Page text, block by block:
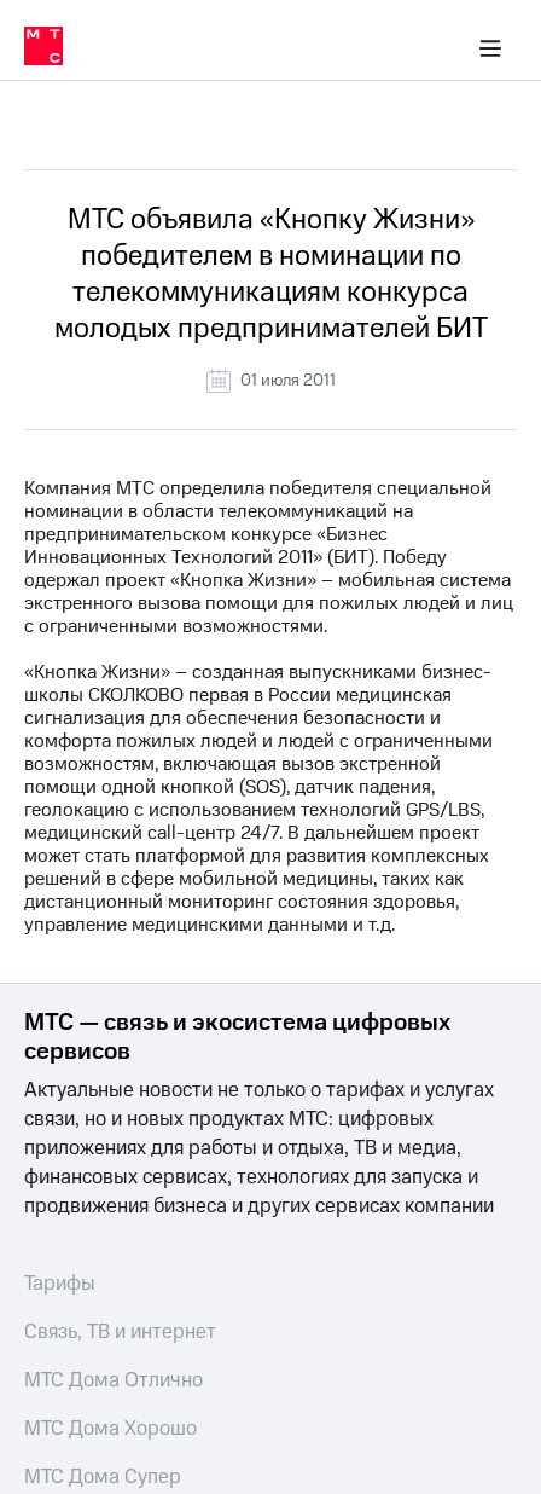
Медиа-центр
и акционерам
Устойчивое развитие
Комплаенс и деловая этика
компании
Карьера
История
компании
Руководство
региона
информация
Медиа-центр
Пресс-
релизы
МТС
о технологиях
Интервью
Финансовая
отчетность
Контакты
Новости
в
регионе
Корпоративный
секретарь
Раскрытие
информации
Информация
акционерам
Документы
ПАО
кабинет
акционера
капитал
и
Рынок
в МТС
Пресс-
релизы
МТС
о технологиях
МТС объявила «Кнопку Жизни»
победителем в номинации по
телекоммуникациям конкурса
молодых предпринимателей БИТ
01 июля 2011
Компания МТС определила победителя специальной
номинации в области телекоммуникаций на
предпринимательском конкурсе «Бизнес
Инновационных Технологий 2011» (БИТ). Победу
одержал проект «Кнопка Жизни» – мобильная система
экстренного вызова помощи для пожилых людей и лиц
с ограниченными возможностями.
«Кнопка Жизни» – созданная выпускниками бизнес-
школы СКОЛКОВО первая в России медицинская
сигнализация для обеспечения безопасности и
комфорта пожилых людей и людей с ограниченными
возможностям, включающая вызов экстренной
помощи одной кнопкой (SОS), датчик падения,
геолокацию с использованием технологий GPS/LBS,
медицинский call-центр 24/7. В дальнейшем проект
может стать платформой для развития комплексных
решений в сфере мобильной медицины, таких как
дистанционный мониторинг состояния здоровья,
управление медицинскими данными и т.д.
МТС — связь и экосистема цифровых
сервисов
Актуальные новости не только о тарифах и услугах
связи, но и новых продуктах МТС: цифровых
приложениях для работы и отдыха, ТВ и медиа,
финансовых сервисах, технологиях для запуска и
продвижения бизнеса и других сервисах компании
Тарифы
Связь, ТВ и интернет
МТС Дома Отлично
МТС Дома Хорошо
МТС Дома Супер